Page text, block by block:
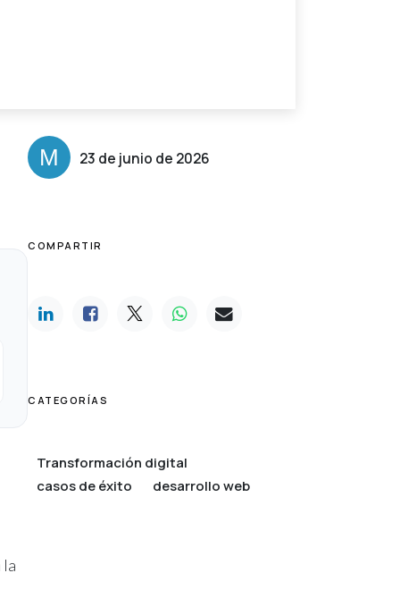
la
23 de junio de 2026
COMPARTIR
CATEGORÍAS
Transformación digital
casos de éxito
desarrollo web